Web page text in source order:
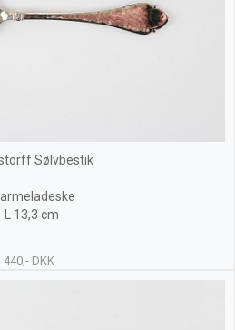
Sølvbestik
L 13,3 cm
440,- DKK